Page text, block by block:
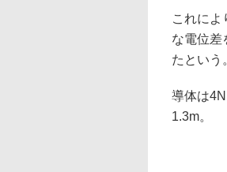
これによ
な電位差
たという
導体は
1.3m。